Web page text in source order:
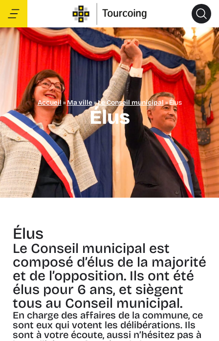
Accueil»Ma ville»Le Conseil municipal»Élus
Élus
Élus
Le Conseil municipal est
composé d’élus de la majorité
et de l’opposition. Ils ont été
élus pour 6 ans, et siègent
tous au Conseil municipal.
En charge des affaires de la commune, ce
sont eux qui votent les délibérations. Ils
sont à votre écoute, aussi n’hésitez pas à